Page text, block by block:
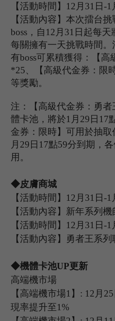
【活動時間】 12 月 31 日-1
【活動內容】本次擂台挑
boss，自 12 月 31 日起每天
每關擁有一天挑戰時間
有boss可累積獲得：【高
*25、【高級代金券：限
等獎勵。
注：【高級代金券：勇
體卡池，將於1月 29日 17
金券：限時】可用於抽
月 29日17點59分到期，
用。
◆皮膚商城
【活動時間】 12 月 31 日-1
【活動內容】 新年系列機
【活動時間】 12 月 31 日-1
【活動內容】 勇者王系列
◆機體卡池UP更新
高端機市場
【高端機市場1 】 : 12 月 25
現率提升至1%